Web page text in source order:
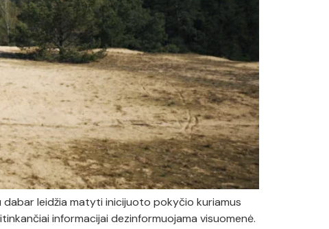
dabar leidžia matyti inicijuoto pokyčio kuriamus
informacijai dezinformuojama visuomenė.